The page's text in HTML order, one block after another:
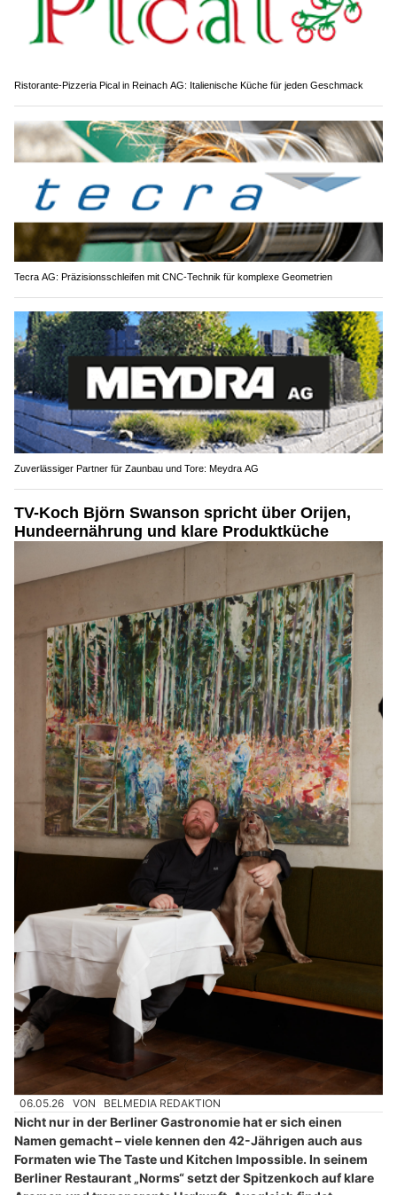
Ristorante-Pizzeria Pical in Reinach AG: Italienische Küche für jeden Geschmack
Tecra AG: Präzisionsschleifen mit CNC-Technik für komplexe Geometrien
Zuverlässiger Partner für Zaunbau und Tore: Meydra AG
TV-Koch Björn Swanson spricht über Orijen,
Hundeernährung und klare Produktküche
06.05.26 VON BELMEDIA REDAKTION
Nicht nur in der Berliner Gastronomie hat er sich einen
Namen gemacht – viele kennen den 42-Jährigen auch aus
Formaten wie The Taste und Kitchen Impossible. In seinem
Berliner Restaurant „Norms“ setzt der Spitzenkoch auf klare